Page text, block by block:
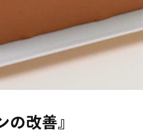
改善』